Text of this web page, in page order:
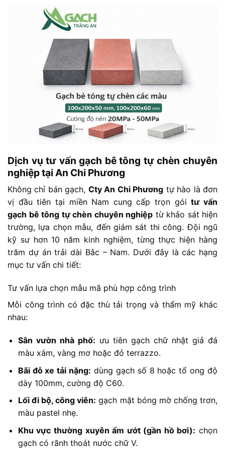
Dịch vụ tư vấn gạch bê tông tự chèn chuyên
nghiệp tại An Chi Phương
Không chỉ bán gạch, Cty An Chi Phương tự hào là đơn
vị đầu tiên tại miền Nam cung cấp trọn góitư vấn
gạch bê tông tự chèn chuyên nghiệp từ khảo sát hiện
trường, lựa chọn mẫu, đến giám sát thi công. Đội ngũ
kỹ sư hơn 10 năm kinh nghiệm, từng thực hiện hàng
trăm dự án trải dài Bắc – Nam. Dưới đây là các hạng
mục tư vấn chi tiết:
Tư vấn lựa chọn mẫu mã phù hợp công trình
Mỗi công trình có đặc thù tải trọng và thẩm mỹ khác
nhau:
Sân vườn nhà phố: ưu tiên gạch chữ nhật giả đá
màu xám, vàng mơ hoặc đỏ terrazzo.
Bãi đỗ xe tải nặng: dùng gạch số 8 hoặc tổ ong độ
dày 100mm, cường độ C60.
Lối đi bộ, công viên: gạch mặt bóng mờ chống trơn,
màu pastel nhẹ.
Khu vực thường xuyên ẩm ướt (gần hồ bơi): chọn
gạch có rãnh thoát nước chữ V.